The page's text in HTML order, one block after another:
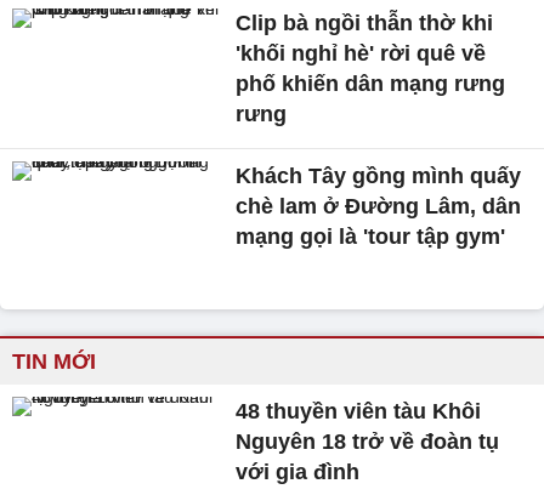
Clip bà ngồi thẫn thờ khi
'khối nghỉ hè' rời quê về
phố khiến dân mạng rưng
rưng
Khách Tây gồng mình quấy
chè lam ở Đường Lâm, dân
mạng gọi là 'tour tập gym'
TIN MỚI
48 thuyền viên tàu Khôi
Nguyên 18 trở về đoàn tụ
với gia đình